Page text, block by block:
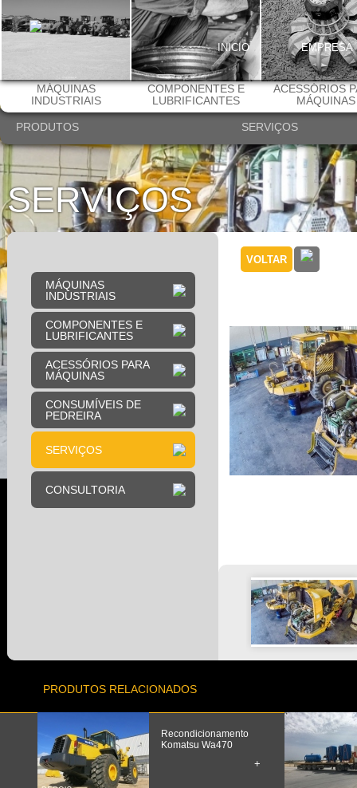
INICIO EMPRESA
MÁQUINAS
INDUSTRIAIS
COMPONENTES E
LUBRIFICANTES
ACESSÓRIOS
MÁQUINAS
PRODUTOS SERVIÇOS
SERVIÇOS
MÁQUINAS
INDUSTRIAIS
COMPONENTES E
LUBRIFICANTES
ACESSÓRIOS PARA
MÁQUINAS
CONSUMÍVEIS DE
PEDREIRA
SERVIÇOS
CONSULTORIA
VOLTAR
PRODUTOS RELACIONADOS
Recondicionamento
Komatsu Wa470
+